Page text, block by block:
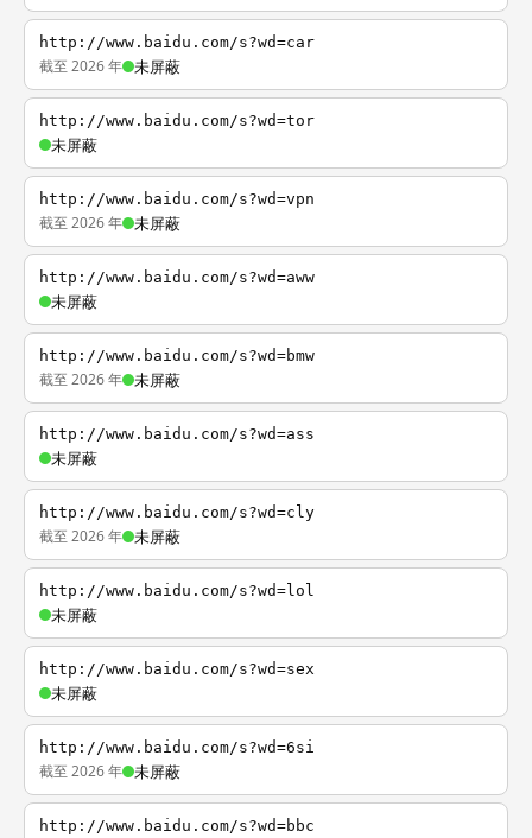
http://www.baidu.com/s?wd=car
截至 2026 年 未屏蔽
http://www.baidu.com/s?wd=tor
未屏蔽
http://www.baidu.com/s?wd=vpn
截至 2026 年 未屏蔽
http://www.baidu.com/s?wd=aww
未屏蔽
http://www.baidu.com/s?wd=bmw
截至 2026 年 未屏蔽
http://www.baidu.com/s?wd=ass
未屏蔽
http://www.baidu.com/s?wd=cly
截至 2026 年 未屏蔽
http://www.baidu.com/s?wd=lol
未屏蔽
http://www.baidu.com/s?wd=sex
未屏蔽
http://www.baidu.com/s?wd=6si
截至 2026 年 未屏蔽
http://www.baidu.com/s?wd=bbc